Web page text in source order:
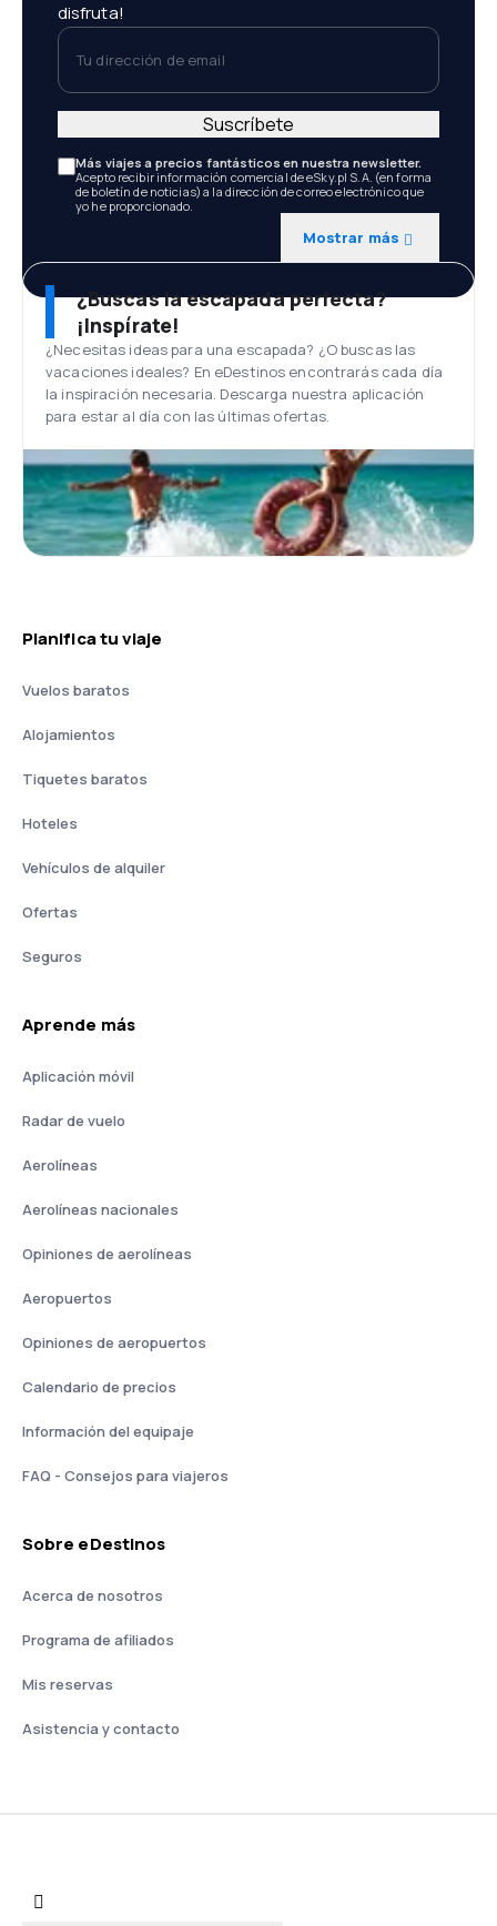
disfruta!
Tu dirección de email
Más viajes a precios fantásticos en nuestra newsletter.
Acepto recibir información comercial de eSky.pl S.A. (en forma
de boletín de noticias) a la dirección de correo electrónico que
yo he proporcionado.
Mostrar más
Suscríbete
¿Buscas la escapada perfecta?
¡Inspírate!
¿Necesitas ideas para una escapada? ¿O buscas las
vacaciones ideales? En eDestinos encontrarás cada día
la inspiración necesaria. Descarga nuestra aplicación
para estar al día con las últimas ofertas.
Planifica tu viaje
Vuelos baratos
Alojamientos
Tiquetes baratos
Hoteles
Vehículos de alquiler
Ofertas
Seguros
Aprende más
Aplicación móvil
Radar de vuelo
Aerolíneas
Aerolíneas nacionales
Opiniones de aerolíneas
Aeropuertos
Opiniones de aeropuertos
Calendario de precios
Información del equipaje
FAQ - Consejos para viajeros
Sobre eDestinos
Acerca de nosotros
Programa de afiliados
Mis reservas
Asistencia y contacto